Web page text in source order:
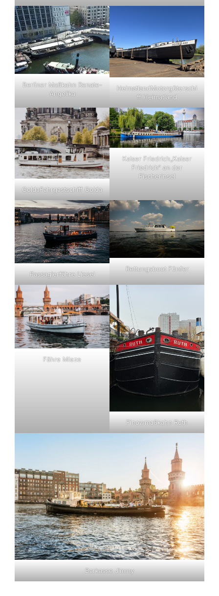
Berliner Maßkahn Renate-
Angelika
HeimatlandMotorgüterschi
ff Heimatland
GoldaFahrgastschiff Golda
Kaiser Friedrich„Kaiser
Friedrich“ an der
Fischerinsel
Passagierfähre Liesel
Rettungsboot Fünfer
Fähre Mieze
Finowmaßkahn Ruth
Barkasse Jimmy